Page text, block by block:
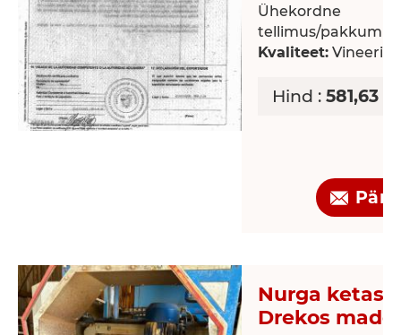
Ühekordne
tellimus/
Kvaliteet: Vineeri
Hind : 581,63
Nurga
Drekos made